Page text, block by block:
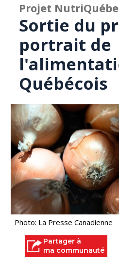
Projet
Sortie du
portrait de
Québécois
Photo: La Presse Canadienne
Partager à
ma communauté